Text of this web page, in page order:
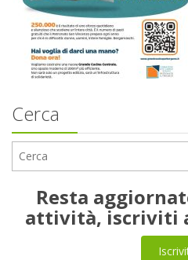
Cerca
Resta
attività, iscriviti